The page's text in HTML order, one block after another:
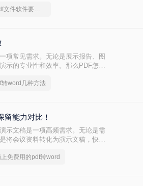
好用的合并pdf文件软件要和好朋友分享
项常见需求。无论是展示报告、图
示的专业性和效率。那么PDF怎么
转word几种方法
留能力对比！
示文稿是一项高频需求。无论是需
将会议资料转化为演示文稿，快速
上免费用的pdf转word